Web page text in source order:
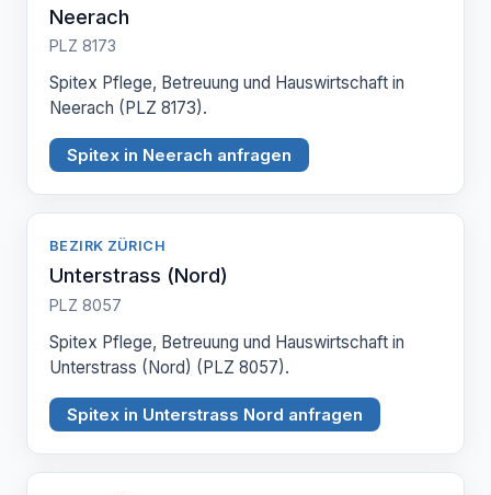
Neerach
PLZ 8173
Spitex Pflege, Betreuung und Hauswirtschaft in
Neerach (PLZ 8173).
Spitex in Neerach anfragen
BEZIRK ZÜRICH
Unterstrass (Nord)
PLZ 8057
Spitex Pflege, Betreuung und Hauswirtschaft in
Unterstrass (Nord) (PLZ 8057).
Spitex in Unterstrass Nord anfragen